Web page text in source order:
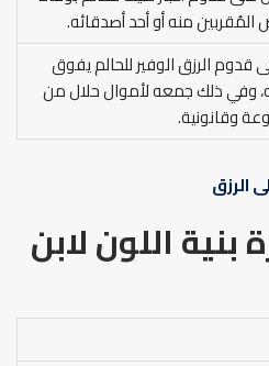
المُقربين منه أو أحد أصدقائه.
قدوم الرزق الوفير للحالم يفوق
وفي ذلك جمعه لأموال حلال من
وقانونية.
الرزق
اللون لابن